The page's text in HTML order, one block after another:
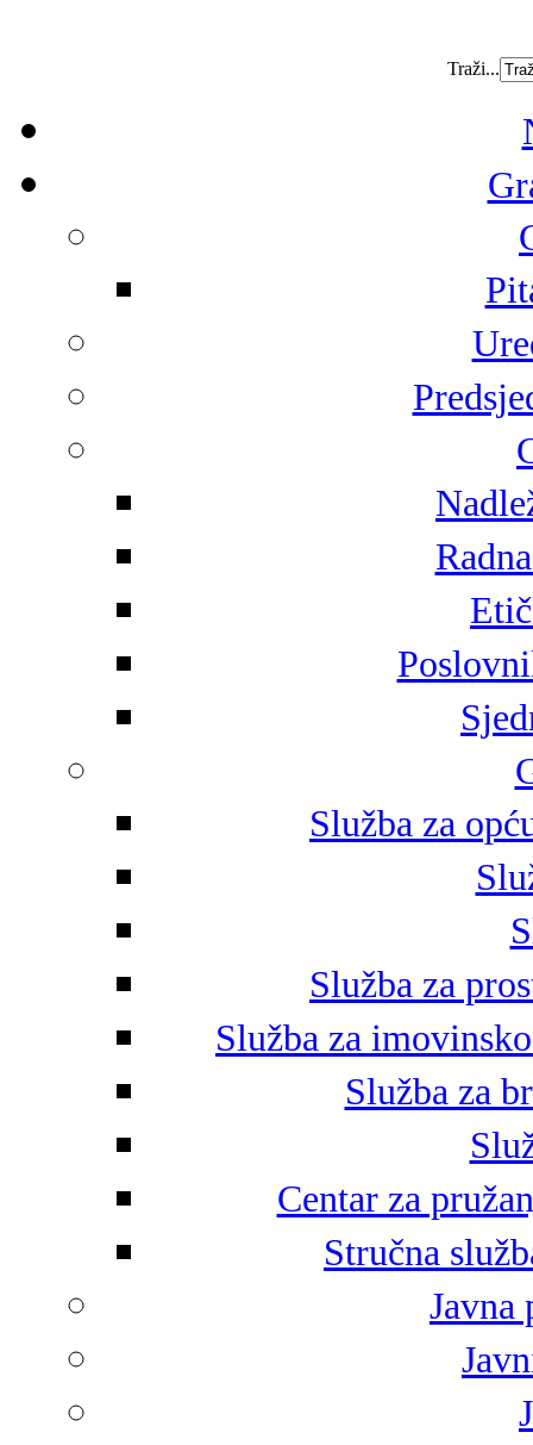
Traži...
Služba za
Služba za
Služba za
Služba za
Centar za
Stručna
Javna